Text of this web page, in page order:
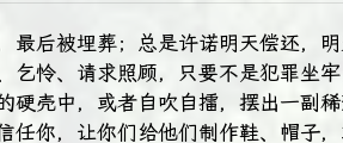
最后被埋葬；总是许诺明天偿还，
乞怜、请求照顾，只要不是犯罪坐牢
硬壳中，或者自吹自擂，摆出一副
任你，让你们给他们制作鞋、帽子